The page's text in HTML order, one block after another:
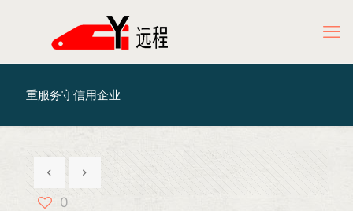
重服务守信用企业
0